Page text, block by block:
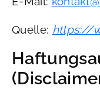
Quelle: https://